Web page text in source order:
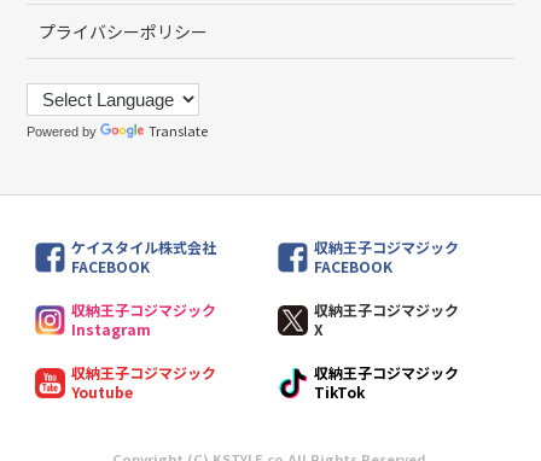
プライバシーポリシー
Powered by Translate
ケイスタイル株式会社
FACEBOOK
収納王子コジマジック
FACEBOOK
収納王子コジマジック
Instagram
収納王子コジマジック
X
収納王子コジマジック
Youtube
収納王子コジマジック
TikTok